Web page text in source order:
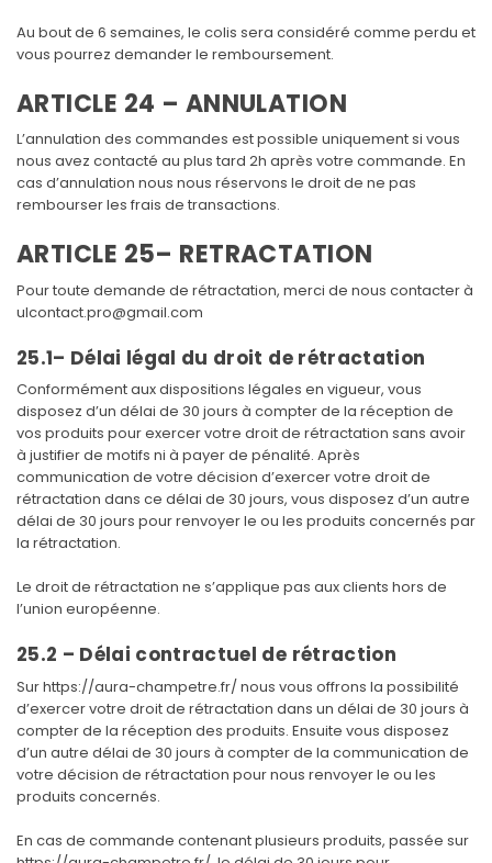
Au bout de 6 semaines, le colis sera considéré comme perdu et
vous pourrez demander le remboursement.
ARTICLE 24 – ANNULATION
L’annulation des commandes est possible uniquement si vous
nous avez contacté au plus tard 2h après votre commande. En
cas d’annulation nous nous réservons le droit de ne pas
rembourser les frais de transactions.
ARTICLE 25– RETRACTATION
Pour toute demande de rétractation, merci de nous contacter à
ulcontact.pro@gmail.com
25.1– Délai légal du droit de rétractation
Conformément aux dispositions légales en vigueur, vous
disposez d’un délai de 30 jours à compter de la réception de
vos produits pour exercer votre droit de rétractation sans avoir
à justifier de motifs ni à payer de pénalité. Après
communication de votre décision d’exercer votre droit de
rétractation dans ce délai de 30 jours, vous disposez d’un autre
délai de 30 jours pour renvoyer le ou les produits concernés par
la rétractation.
Le droit de rétractation ne s’applique pas aux clients hors de
l’union européenne.
25.2 – Délai contractuel de rétraction
Sur https://aura-champetre.fr/ nous vous offrons la possibilité
d’exercer votre droit de rétractation dans un délai de 30 jours à
compter de la réception des produits. Ensuite vous disposez
d’un autre délai de 30 jours à compter de la communication de
votre décision de rétractation pour nous renvoyer le ou les
produits concernés.
En cas de commande contenant plusieurs produits, passée sur